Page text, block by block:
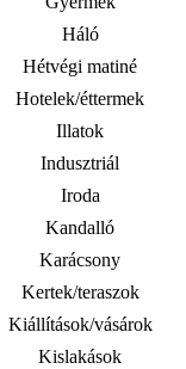
Háló
Hétvégi matiné
Hotelek/éttermek
Illatok
Indusztriál
Iroda
Kandalló
Karácsony
Kertek/teraszok
Kiállítások/vásárok
Kislakások